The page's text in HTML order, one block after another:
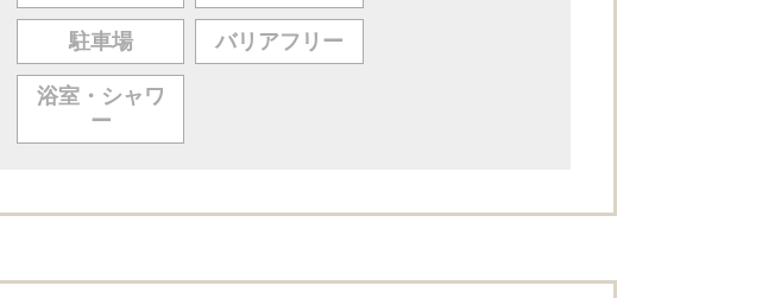
駐車場 バリアフリー
浴室・シャワ
ー